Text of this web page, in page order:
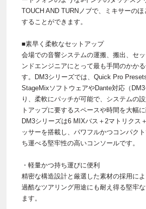
TOUCH AND TURNノブで、ミキサーの
することができます。
■素早く柔軟なセットアップ
会場での音響システムの運搬、搬出、セ
ンドエンジニアにとって最も手間のかか
す。DM3シリーズでは、Quick Pro
StageMixソフトウェアやDante対応（
り、柔軟にパッチが可能で、システムの
トアップに要するスペースや時間を大幅に
DM3シリーズは6 MIXバス＋2マトリクス
ッサーを搭載し、パワフルかつコンパク
ち運べる堅牢性の高いコンソールです。
・軽量かつ持ち運びに便利
精密な構造設計と厳選した素材の採用に
過酷なツアリング用途にも耐え得る堅牢
ます。